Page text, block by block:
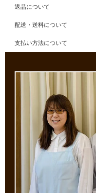
返品について
配送・送料について
支払い方法について